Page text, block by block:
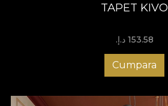
TAPET KIVO
153.58 د.إ.‏
Cumpara